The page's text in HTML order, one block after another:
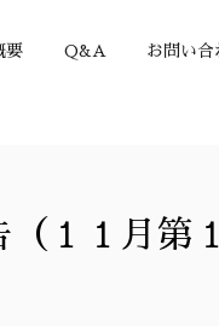
要 Q&A お問い合
１１月第